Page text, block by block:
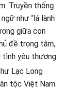
Truyền thống
như “lá lành
giữa con
đề trọng tâm,
yêu thương.
Lạc Long
tộc Việt Nam